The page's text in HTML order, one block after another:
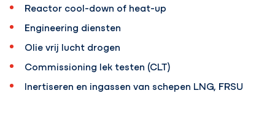
Reactor cool-down of heat-up
Engineering diensten
Olie vrij lucht drogen
Commissioning lek testen (CLT)
Inertiseren en ingassen van schepen LNG, FRSU